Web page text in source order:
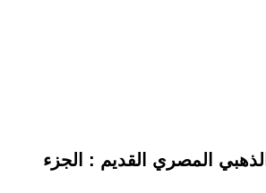
المصري القديم : الجزء